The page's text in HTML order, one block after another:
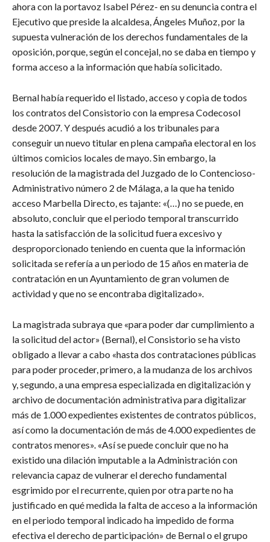
ahora con la portavoz Isabel Pérez- en su denuncia contra el
Ejecutivo que preside la alcaldesa, Ángeles Muñoz, por la
supuesta vulneración de los derechos fundamentales de la
oposición, porque, según el concejal, no se daba en tiempo y
forma acceso a la información que había solicitado.
Bernal había requerido el listado, acceso y copia de todos
los contratos del Consistorio con la empresa Codecosol
desde 2007. Y después acudió a los tribunales para
conseguir un nuevo titular en plena campaña electoral en los
últimos comicios locales de mayo. Sin embargo, la
resolución de la magistrada del Juzgado de lo Contencioso-
Administrativo número 2 de Málaga, a la que ha tenido
acceso Marbella Directo, es tajante: «(…) no se puede, en
absoluto, concluir que el periodo temporal transcurrido
hasta la satisfacción de la solicitud fuera excesivo y
desproporcionado teniendo en cuenta que la información
solicitada se refería a un periodo de 15 años en materia de
contratación en un Ayuntamiento de gran volumen de
actividad y que no se encontraba digitalizado».
La magistrada subraya que «para poder dar cumplimiento a
la solicitud del actor» (Bernal), el Consistorio se ha visto
obligado a llevar a cabo «hasta dos contrataciones públicas
para poder proceder, primero, a la mudanza de los archivos
y, segundo, a una empresa especializada en digitalización y
archivo de documentación administrativa para digitalizar
más de 1.000 expedientes existentes de contratos públicos,
así como la documentación de más de 4.000 expedientes de
contratos menores». «Así se puede concluir que no ha
existido una dilación imputable a la Administración con
relevancia capaz de vulnerar el derecho fundamental
esgrimido por el recurrente, quien por otra parte no ha
justificado en qué medida la falta de acceso a la información
en el periodo temporal indicado ha impedido de forma
efectiva el derecho de participación» de Bernal o el grupo